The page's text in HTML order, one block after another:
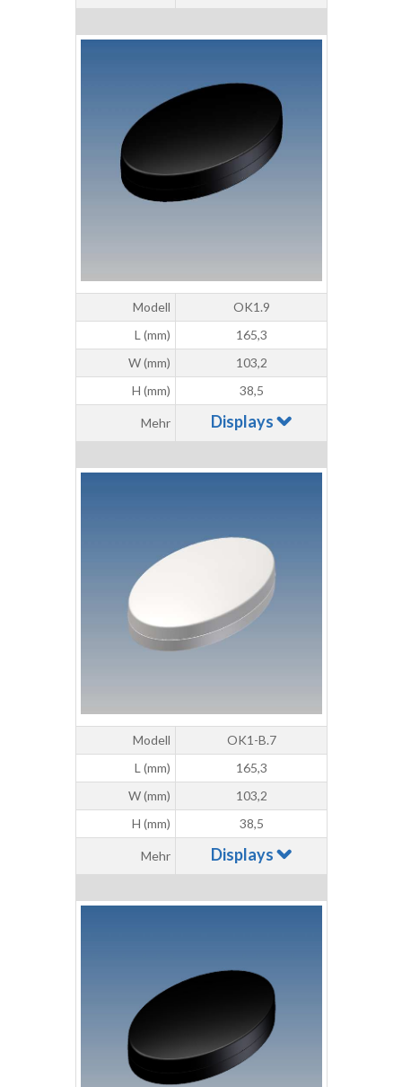
Modell
OK1.9
L (mm)
165,3
W (mm)
103,2
H (mm)
38,5
Mehr Displays
Modell
OK1-B.7
L (mm)
165,3
W (mm)
103,2
H (mm)
38,5
Mehr Displays